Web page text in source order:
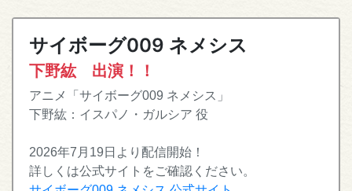
サイボーグ009 ネメシス
下野紘 出演！！
アニメ「サイボーグ009 ネメシス」
下野紘：イスパノ・ガルシア 役
2026年7月19日より配信開始！
詳しくは公式サイトをご確認ください。